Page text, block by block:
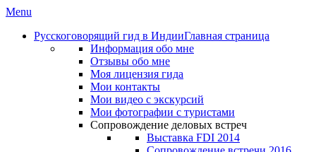
Menu
Русскоговорящий гид в ИндииГлавная страница
Информация обо мне
Отзывы обо мне
Моя лицензия гида
Мои контакты
Мои видео с экскурсий
Мои фотографии с туристами
Сопровождение деловых встреч
Выставка FDI 2014